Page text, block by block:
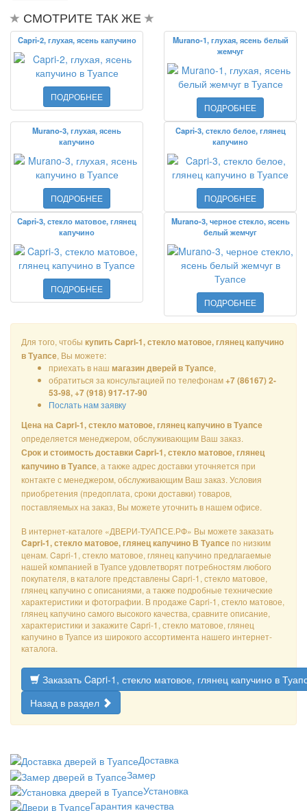
СМОТРИТЕ ТАК ЖЕ
Capri-2, глухая, ясень капучино
ПОДРОБНЕЕ
Murano-1, глухая, ясень белый
жемчуг
ПОДРОБНЕЕ
Murano-3, глухая, ясень
капучино
ПОДРОБНЕЕ
Capri-3, стекло белое, глянец
капучино
ПОДРОБНЕЕ
Capri-3, стекло матовое, глянец
капучино
ПОДРОБНЕЕ
Murano-3, черное стекло, ясень
белый жемчуг
ПОДРОБНЕЕ
Для того, чтобы купить Capri-1, стекло матовое, глянец капучино
в Туапсе, Вы можете:
приехать в наш магазин дверей в Туапсе,
обратиться за консультацией по телефонам+7 (86167) 2-
53-98, +7 (918) 917-17-90
Послать нам заявку
Цена на Capri-1, стекло матовое, глянец капучино в Туапсе
определяется менеджером, обслуживающим Ваш заказ.
Срок и стоимость доставки Capri-1, стекло матовое, глянец
капучино в Туапсе, а также адрес доставки уточняется при
контакте с менеджером, обслуживающим Ваш заказ. Условия
приобретения (предоплата, сроки доставки) товаров,
поставляемых на заказ, Вы можете уточнить в нашем офисе.
В интернет-каталоге «ДВЕРИ-ТУАПСЕ.РФ» Вы можете заказать
Capri-1, стекло матовое, глянец капучино В Туапсепо низким
ценам. Capri-1, стекло матовое, глянец капучино предлагаемые
нашей компанией в Туапсе удовлетворят потребностям любого
покупателя, в каталоге представлены Capri-1, стекло матовое,
глянец капучино с описаниями, а также подробные технические
характеристики и фотографии. В продаже Capri-1, стекло матовое,
глянец капучино самого высокого качества, сравните описание,
характеристики и закажите Capri-1, стекло матовое, глянец
капучино в Туапсе из широкого ассортимента нашего интернет-
каталога.
Заказать Capri-1, стекло матовое, глянец капучино в
Назад в раздел
Доставка
Замер
Установка
Гарантия качества